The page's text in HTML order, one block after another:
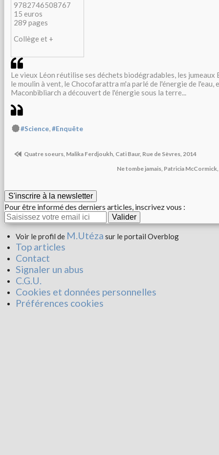
9782746508767
15 euros
289 pages
Collège et +
Le vieux Léon réutilise ses déchets biodégradables, les
le moulin à vent, le Chocofarattra m'a parlé de l'énergie de l'eau,
Maconbibliarch a découvert de l'énergie sous la terre...
#Science,#Enquête
Quatre soeurs, Malika Ferdjoukh, Cati Baur, Rue de Sèvres, 2014
Ne tombe jamais, Patricia
S'inscrire à la newsletter
Pour être informé des derniers articles, inscrivez vous :
Voir le profil de M.Utéza sur le portail Overblog
Top articles
Contact
Signaler un abus
C.G.U.
Cookies et données personnelles
Préférences cookies